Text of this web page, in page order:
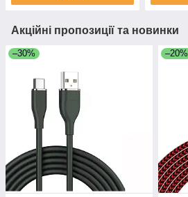
Акційні пропозиції та новинки
–30% –20%